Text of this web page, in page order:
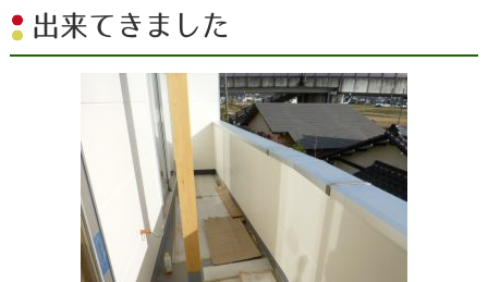
出来てきました